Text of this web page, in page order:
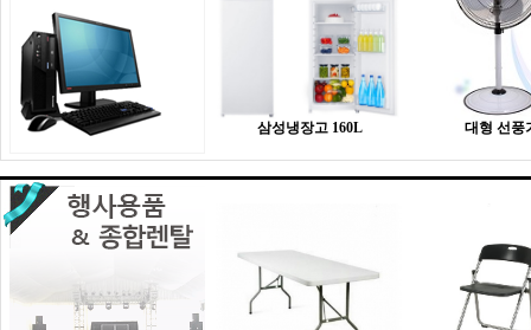
삼성냉장고 160L 대형 선풍